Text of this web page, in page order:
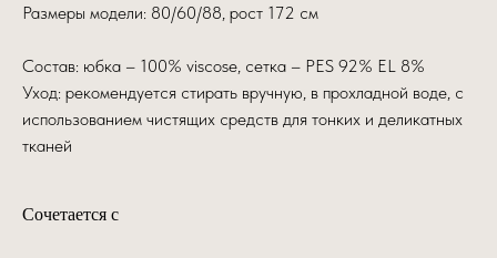
Размеры модели: 80/60/88, рост 172 см
Состав: юбка – 100% viscose, сетка – PES 92% EL 8%
Уход: рекомендуется стирать вручную, в прохладной воде, с
использованием чистящих средств для тонких и деликатных
тканей
Сочетается с